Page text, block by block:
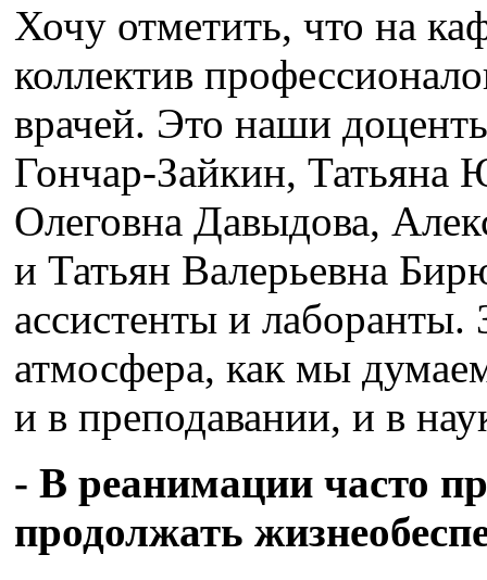
Хочу отметить, что на
коллектив
врачей. Это наши
Гончар-Зайкин, Татьяна
Олеговна Давыдова,
и Татьян Валерьевна
ассистенты и лаборанты.
атмосфера, как мы
и в преподавании, и в
- В реанимации часто
продолжать